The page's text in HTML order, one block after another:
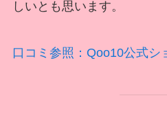
しいとも思います。
口コミ参照：Qoo10公式シ